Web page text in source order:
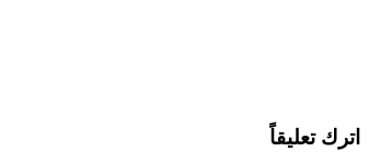
اترك تعليقاً